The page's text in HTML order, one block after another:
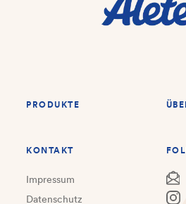
PRODUKTE
KONTAKT
Impressum
Datenschutz